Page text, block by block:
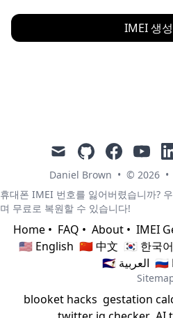
IMEI 생성
mail githubfacebookyoutube
Daniel Brown • © 2026 •
휴대폰 IMEI 번호를 잃어버렸습니까?
며 무료로 복원할 수 있습니다!
Home • FAQ • About • IMEI
🇺🇸 English 🇨🇳 中文 🇰🇷 한국어
🇸🇦 العربية 🇷🇺
blooket hacks gestation